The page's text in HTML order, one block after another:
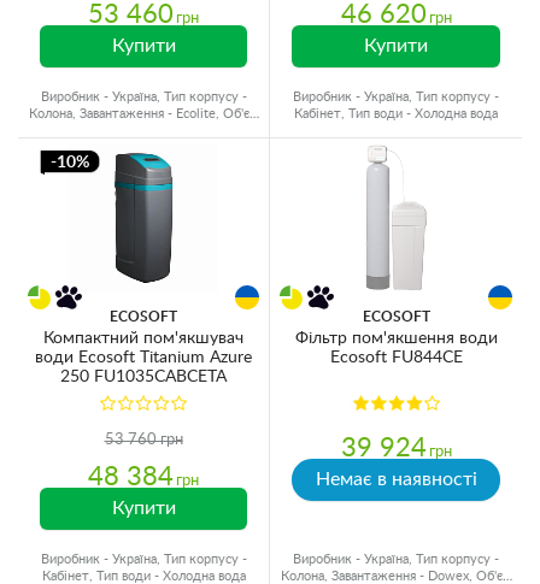
53 460 грн
Купити
Виробник - Україна, Тип корпусу -
Колона, Завантаження - Ecolite, Об'єм
46 620 грн
Купити
Виробник - Україна, Тип корпусу -
Кабінет, Тип води - Холодна вода
-10%
ECOSOFT
Компактний пом'якшувач
води Ecosoft Titanium Azure
250 FU1035CABCETA
53 760 грн
48 384 грн
Купити
Виробник - Україна, Тип корпусу -
Кабінет, Тип води - Холодна вода
ECOSOFT
Фільтр пом'якшення води
Ecosoft FU844CE
39 924 грн
Немає в наявності
Виробник - Україна, Тип корпусу -
Колона, Завантаження - Dowex, Об'єм